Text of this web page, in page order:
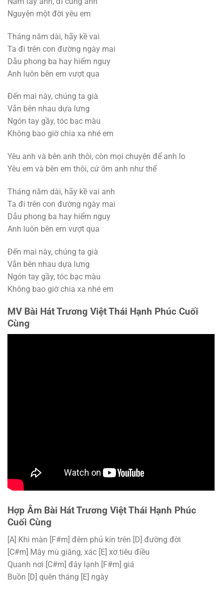
Nguyện một đời yêu em
Tháng năm dài, hãy kề vai
Ta đi trên con đường ngày mai
Dẫu phong ba hay hiểm nguy
Anh luôn bên em vượt qua
Đến mai này, chúng ta già
Vẫn bên nhau dựa lưng
Ngón tay gầy, tóc bạc màu
Không bao giờ chia xa nhé em
Yêu anh và bên anh thôi, còn mọi chuyện để anh lo
Yêu em và bên em thôi, cứ ôm anh như thế
Tháng năm dài, hãy kề vai anh
Ta đi trên con đường ngày mai
Dẫu phong ba hay hiểm nguy
Anh luôn bên em vượt qua
Đến mai này, chúng ta già
Vẫn bên nhau dựa lưng
Ngón tay gầy, tóc bạc màu
Không bao giờ chia xa nhé em
MV Bài Hát Trương Việt Thái Hạnh Phúc Cuối
Cùng
Hợp Âm Bài Hát Trương Việt Thái Hạnh Phúc
Cuối Cùng
[A] Khi màn [F#m] đêm phủ kín trên [D] đường đời
[C#m] Mây mù giăng, xác [E] xơ tiêu điều
Quanh nơi [C#m] đây lạnh [F#m] giá
Buồn [D] quên tháng [E] ngày